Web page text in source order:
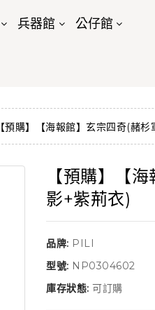
兵器館 公仔館
【預購】【海報館】玄宗四奇(赭
【預購】【
影+紫荊衣)
品牌: PILI
型號: NP0304602
庫存狀態: 可訂購